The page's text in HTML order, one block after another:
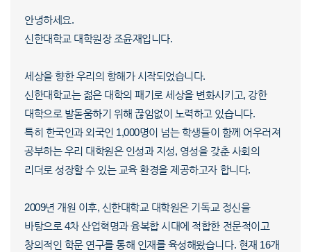
안녕하세요.
신한대학교 대학원장 조윤재입니다.
세상을 향한 우리의 항해가 시작되었습니다.
신한대학교는 젊은 대학의 패기로 세상을 변화시키고, 강한
대학으로 발돋움하기 위해 끊임없이 노력하고 있습니다.
특히 한국인과 외국인 1,000명이 넘는 학생들이 함께 어우러져
공부하는 우리 대학원은 인성과 지성, 영성을 갖춘 사회의
리더로 성장할 수 있는 교육 환경을 제공하고자 합니다.
2009년 개원 이후, 신한대학교 대학원은 기독교 정신을
바탕으로 4차 산업혁명과 융복합 시대에 적합한 전문적이고
창의적인 학문 연구를 통해 인재를 육성해왔습니다. 현재 16개